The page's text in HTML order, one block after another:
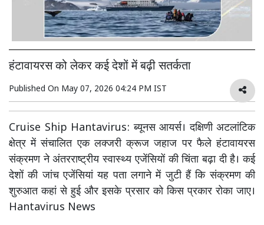
हंटावायरस को लेकर कई देशों में बढ़ी सतर्कता
Published On May 07, 2026 04:24 PM IST
Cruise Ship Hantavirus: ब्यूनस आयर्स। दक्षिणी अटलांटिक
क्षेत्र में संचालित एक लक्जरी क्रूज जहाज पर फैले हंटावायरस
संक्रमण ने अंतरराष्ट्रीय स्वास्थ्य एजेंसियों की चिंता बढ़ा दी है। कई
देशों की जांच एजेंसियां यह पता लगाने में जुटी हैं कि संक्रमण की
शुरुआत कहां से हुई और इसके प्रसार को किस प्रकार रोका जाए।
Hantavirus News